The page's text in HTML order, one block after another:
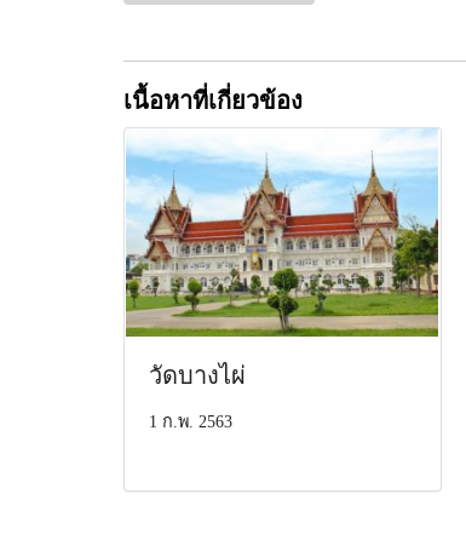
เนื้อหาที่เกี่ยวข้อง
วัดบางไผ่
1 ก.พ. 2563